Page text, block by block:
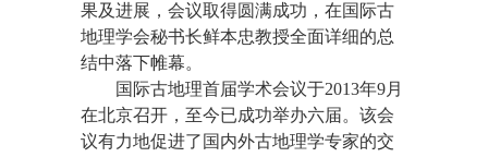
果及进展，会议取得圆满成功，在国际古
地理学会秘书长鲜本忠教授全面详细的总
结中落下帷幕。
国际古地理首届学术会议于2013年9月
在北京召开，至今已成功举办六届。该会
议有力地促进了国内外古地理学专家的交